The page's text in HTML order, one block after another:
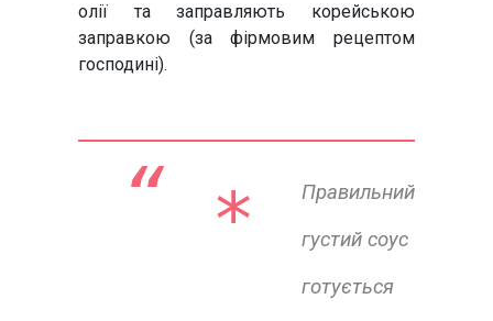
олії та заправляють корейською
заправкою (за фірмовим рецептом
господині).
*
Правильний
густий соус
готується